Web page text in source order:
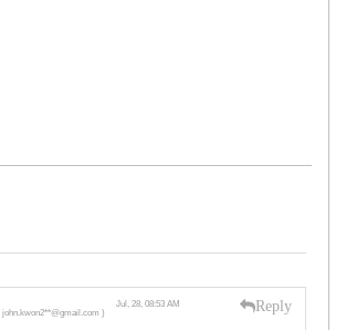
john.kwon2**@gmail.com )
Jul, 28, 08:53 AM Reply